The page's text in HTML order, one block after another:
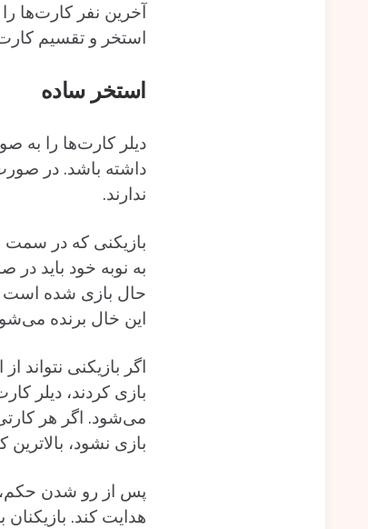
آخرین نفر کارت‌ها
استخر و تقسیم
استخر ساده
دیلر کارت‌ها را به
داشته باشد. در
ندارند.
بازیکنی که در سمت
به نوبه خود باید در
حال بازی شده‌ است
این خال برنده‌
اگر بازیکنی نتواند
بازی کردند، دیلر
می‌شود. اگر هر
بازی‌ نشود،
پس از رو شدن حکم،
هدایت کند. بازیکنان